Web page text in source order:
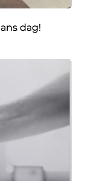
dag!